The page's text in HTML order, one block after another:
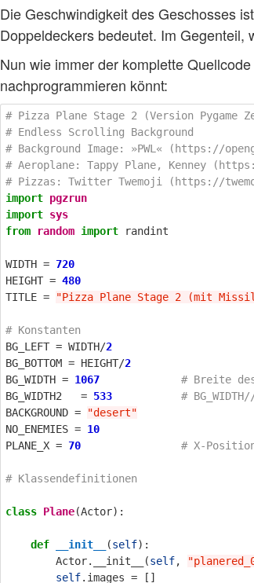
Die Geschwindigkeit des Geschosses
Doppeldeckers bedeutet. Im
Nun wie immer der komplette
nachprogrammieren könnt:
# Pizza Plane Stage 2 (Version Pygame
# Endless Scrolling Background
# Background Image: »PWL« (https://
# Aeroplane: Tappy Plane, Kenney
import pgzrun
import sys
from
random import randint
WIDTH = 720
HEIGHT = 480
TITLE = "Pizza Plane Stage 2 (mit
BG_LEFT = WIDTH/2
BG_BOTTOM = HEIGHT/2
BG_WIDTH = 1067
BG_WIDTH2
= 533
BACKGROUND =
"desert"
NO_ENEMIES = 10
PLANE_X = 70
class Plane(Actor):
def __init__ (self):
Actor. __init__ (self,
self. images =
[]